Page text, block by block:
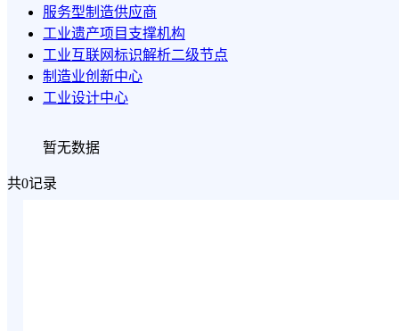
服务型制造供应商
工业遗产项目支撑机构
工业互联网标识解析二级节点
制造业创新中心
工业设计中心
暂无数据
共0记录